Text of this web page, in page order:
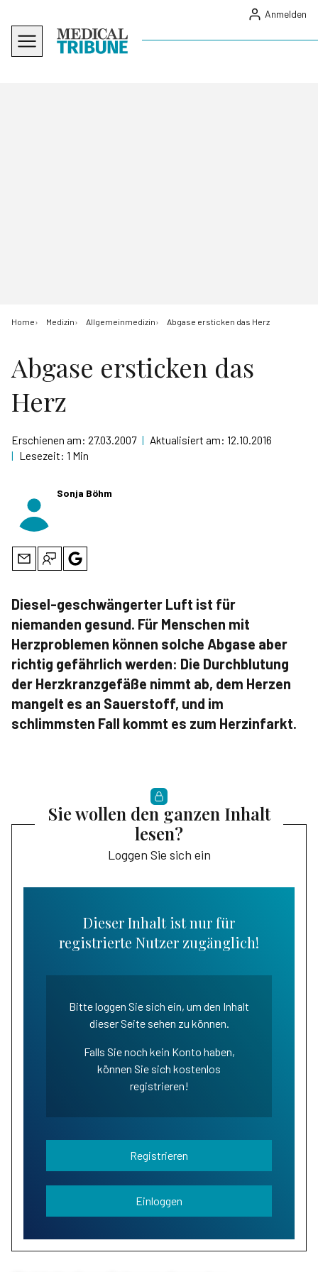
Anmelden
Home Medizin Allgemeinmedizin Abgase ersticken das Herz
Abgase ersticken das
Herz
Erschienen am: 27.03.2007 | Aktualisiert am: 12.10.2016
| Lesezeit: 1 Min
Sonja Böhm
Diesel-geschwängerter Luft ist für
niemanden gesund. Für Menschen mit
Herzproblemen können solche Abgase aber
richtig gefährlich werden: Die Durchblutung
der Herzkranzgefäße nimmt ab, dem Herzen
mangelt es an Sauerstoff, und im
schlimmsten Fall kommt es zum Herzinfarkt.
Sie wollen den ganzen Inhalt
lesen?
Loggen Sie sich ein
Dieser Inhalt ist nur für
registrierte Nutzer zugänglich!
Bitte loggen Sie sich ein, um den Inhalt
dieser Seite sehen zu können.
Falls Sie noch kein Konto haben,
können Sie sich kostenlos
registrieren!
Registrieren
Einloggen